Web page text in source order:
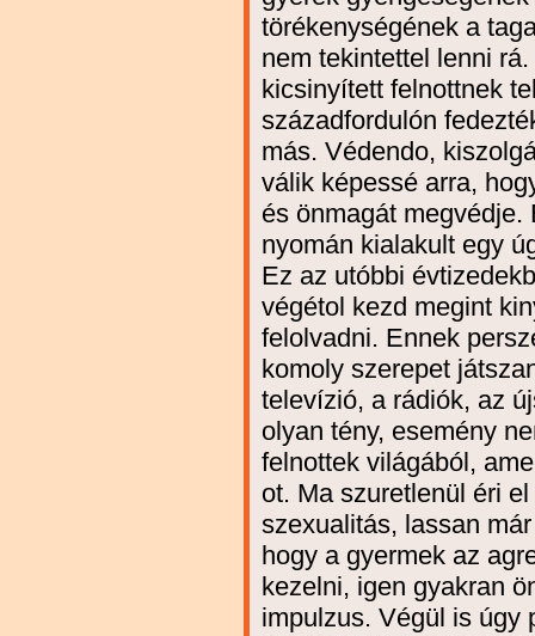
törékenységének a
nem tekintettel lenni
kicsinyített felnottnek
századfordulón
más. Védendo,
válik képessé arra,
és önmagát
nyomán kialakult egy
Ez az utóbbi
végétol kezd megint
felolvadni. Ennek
komoly szerepet
televízió, a rádiók, az
olyan tény, esemény
felnottek világából,
ot. Ma szuretlenül éri
szexualitás, lassan
hogy a gyermek az
kezelni, igen gyakran
impulzus. Végül is úgy